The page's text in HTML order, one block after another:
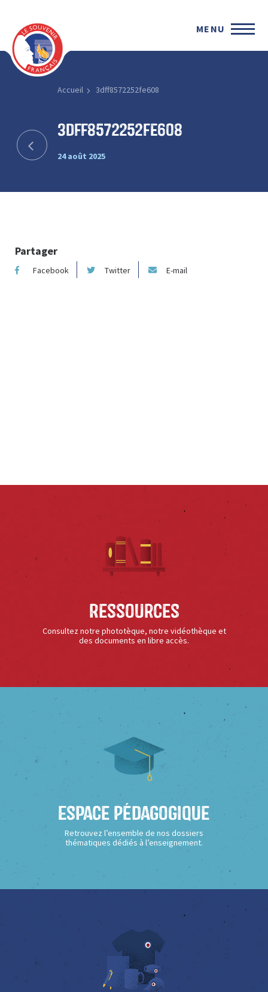
MENU
Accueil 3dff8572252fe608
3dff8572252fe608
24 août 2025
Partager
Facebook Twitter E-mail
Ressources
Consultez notre phototèque, notre vidéothèque et
des documents en libre accès.
Espace Pédagogique
Retrouvez l’ensemble de nos dossiers
thématiques dédiés à l’enseignement.